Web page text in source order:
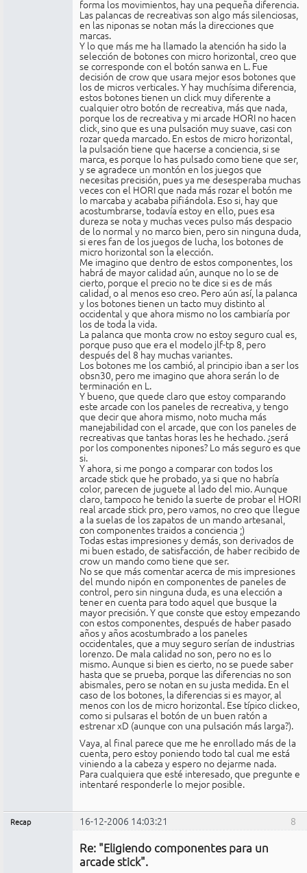
forma los movimientos, hay una pequeña diferencia.
Las palancas de recreativas son algo más silenciosas,
en las niponas se notan más la direcciones que
marcas.
Y lo que más me ha llamado la atención ha sido la
selección de botones con micro horizontal, creo que
se corresponde con el botón sanwa en L. Fue
decisión de crow que usara mejor esos botones que
los de micros verticales. Y hay muchísima diferencia,
estos botones tienen un click muy diferente a
cualquier otro botón de recreativa, más que nada,
porque los de recreativa y mi arcade HORI no hacen
click, sino que es una pulsación muy suave, casi con
rozar queda marcado. En estos de micro horizontal,
la pulsación tiene que hacerse a conciencia, si se
marca, es porque lo has pulsado como tiene que ser,
y se agradece un montón en los juegos que
necesitas precisión, pues ya me desesperaba muchas
veces con el HORI que nada más rozar el botón me
lo marcaba y acababa pifiándola. Eso si, hay que
acostumbrarse, todavía estoy en ello, pues esa
dureza se nota y muchas veces pulso más despacio
de lo normal y no marco bien, pero sin ninguna duda,
si eres fan de los juegos de lucha, los botones de
micro horizontal son la elección.
Me imagino que dentro de estos componentes, los
habrá de mayor calidad aún, aunque no lo se de
cierto, porque el precio no te dice si es de más
calidad, o al menos eso creo. Pero aún así, la palanca
y los botones tienen un tacto muy distinto al
occidental y que ahora mismo no los cambiaría por
los de toda la vida.
La palanca que monta crow no estoy seguro cual es,
porque puso que era el modelo jlf-tp 8, pero
después del 8 hay muchas variantes.
Los botones me los cambió, al principio iban a ser los
obsn30, pero me imagino que ahora serán lo de
terminación en L.
Y bueno, que quede claro que estoy comparando
este arcade con los paneles de recreativa, y tengo
que decir que ahora mismo, noto mucha más
manejabilidad con el arcade, que con los paneles de
recreativas que tantas horas les he hechado. ¿será
por los componentes nipones? Lo más seguro es que
si.
Y ahora, si me pongo a comparar con todos los
arcade stick que he probado, ya si que no habría
color, parecen de juguete al lado del mio. Aunque
claro, tampoco he tenido la suerte de probar el HORI
real arcade stick pro, pero vamos, no creo que llegue
a la suelas de los zapatos de un mando artesanal,
con componentes traidos a conciencia ;)
Todas estas impresiones y demás, son derivados de
mi buen estado, de satisfacción, de haber recibido de
crow un mando como tiene que ser.
No se que más comentar acerca de mis impresiones
del mundo nipón en componentes de paneles de
control, pero sin ninguna duda, es una elección a
tener en cuenta para todo aquel que busque la
mayor precisión. Y que conste que estoy empezando
con estos componentes, después de haber pasado
años y años acostumbrado a los paneles
occidentales, que a muy seguro serían de industrias
lorenzo. De mala calidad no son, pero no es lo
mismo. Aunque si bien es cierto, no se puede saber
hasta que se prueba, porque las diferencias no son
abismales, pero se notan en su justa medida. En el
caso de los botones, la diferencias si es mayor, al
menos con los de micro horizontal. Ese típico clickeo,
como si pulsaras el botón de un buen ratón a
estrenar xD (aunque con una pulsación más larga?).
Vaya, al final parece que me he enrollado más de la
cuenta, pero estoy poniendo todo tal cual me está
viniendo a la cabeza y espero no dejarme nada.
Para cualquiera que esté interesado, que pregunte e
intentaré responderle lo mejor posible.
8
Recap 16-12-2006 14:03:21
Re: "Eligiendo componentes para un
arcade stick".